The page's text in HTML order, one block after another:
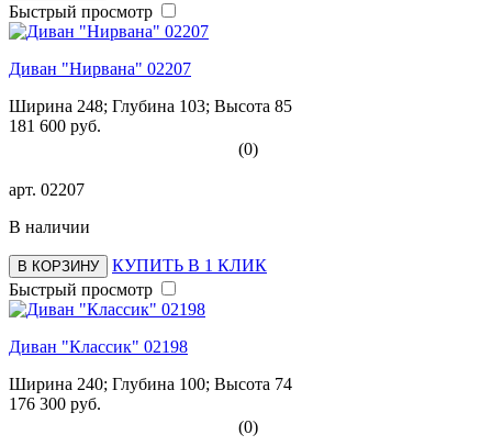
Быстрый просмотр
Диван "Нирвана" 02207
Ширина 248; Глубина 103; Высота 85
181 600 руб.
(0)
арт. 02207
В наличии
В КОРЗИНУ
КУПИТЬ В 1 КЛИК
Быстрый просмотр
Диван "Классик" 02198
Ширина 240; Глубина 100; Высота 74
176 300 руб.
(0)